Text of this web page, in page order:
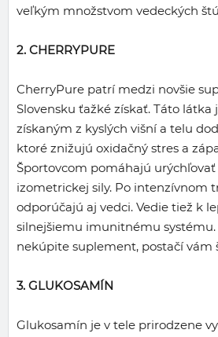
veľkým množstvom vedeckých
2. CHERRYPURE
CherryPure patrí medzi novšie
Slovensku ťažké získať. Táto látka
získaným z kyslých višní a telu
ktoré znižujú oxidačný stres a
Športovcom pomáhajú urýchľovať
izometrickej sily. Po intenzívnom
odporúčajú aj vedci. Vedie tiež k
silnejšiemu imunitnému systému.
nekúpite suplement, postačí vám
3. GLUKOSAMÍN
Glukosamín je v tele prirodzene